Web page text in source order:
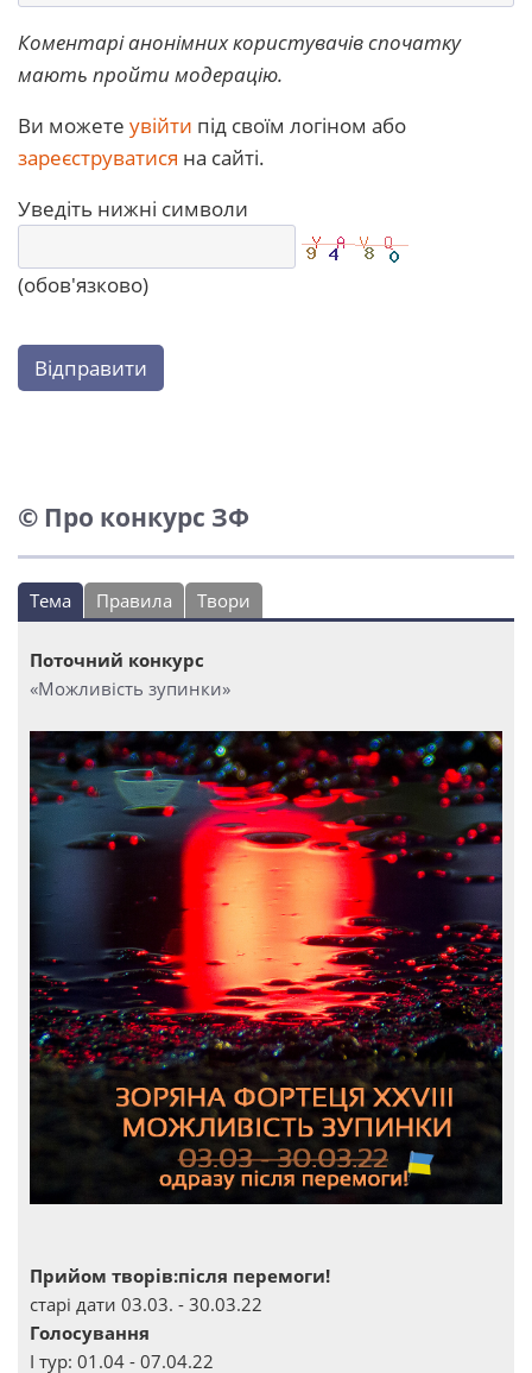
Коментарі анонімних користувачів спочатку
мають пройти модерацію.
Ви можете увійти під своїм логіном або
зареєструватися на сайті.
Уведіть нижні символи
(обов'язково)
Відправити
© Про конкурс ЗФ
Тема Правила Твори
Поточний конкурс
«Можливість зупинки»
Прийом творів:після перемоги!
старі дати 03.03. - 30.03.22
Голосування
І тур: 01.04 - 07.04.22